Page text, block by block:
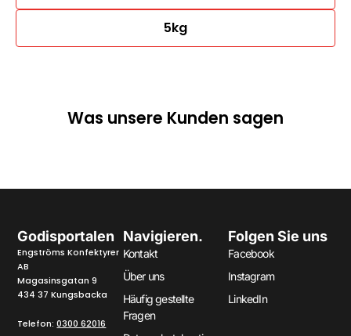
5kg
Was unsere Kunden sagen
Godisportalen
Engströms Konfektyrer
AB
Magasinsgatan 9
434 37 Kungsbacka
Telefon:0300 62016
Navigieren.
Kontakt
Über uns
Häufig gestellte
Fragen
Folgen Sie uns
Facebook
Instagram
LinkedIn